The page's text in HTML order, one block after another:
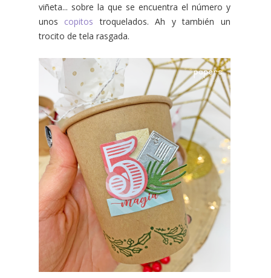
viñeta... sobre la que se encuentra el número y
unos copitos troquelados. Ah y también un
trocito de tela rasgada.